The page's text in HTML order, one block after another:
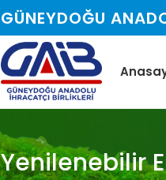
GÜNEYDOĞU
Yenilenebilir